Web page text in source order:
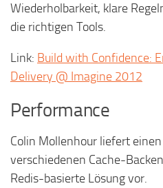
Wiederholbarkeit, klare
die richtigen Tools.
Link: Build with Confidence:
Delivery @ Imagine 2012
Performance
Colin Mollenhour liefert
verschiedenen Cache-
Redis-basierte Lösung vor.